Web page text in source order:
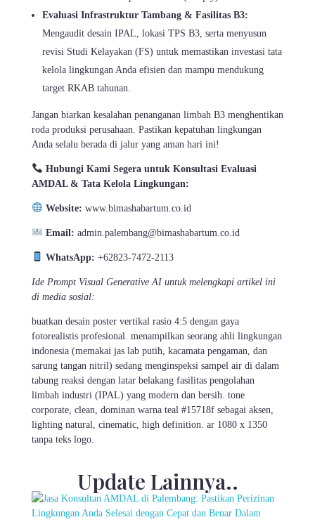
Evaluasi Infrastruktur Tambang & Fasilitas B3:
Mengaudit desain IPAL, lokasi TPS B3, serta menyusun
revisi Studi Kelayakan (FS) untuk memastikan investasi tata
kelola lingkungan Anda efisien dan mampu mendukung
target RKAB tahunan.
Jangan biarkan kesalahan penanganan limbah B3 menghentikan
roda produksi perusahaan. Pastikan kepatuhan lingkungan
Anda selalu berada di jalur yang aman hari ini!
Hubungi Kami Segera untuk Konsultasi Evaluasi
AMDAL & Tata Kelola Lingkungan:
Website: www.bimashabartum.co.id
Email: admin.palembang@bimashabartum.co.id
WhatsApp: +62823-7472-2113
Ide Prompt Visual Generative AI untuk melengkapi artikel ini
di media sosial:
buatkan desain poster vertikal rasio 4:5 dengan gaya
fotorealistis profesional. menampilkan seorang ahli lingkungan
indonesia (memakai jas lab putih, kacamata pengaman, dan
sarung tangan nitril) sedang menginspeksi sampel air di dalam
tabung reaksi dengan latar belakang fasilitas pengolahan
limbah industri (IPAL) yang modern dan bersih. tone
corporate, clean, dominan warna teal #15718f sebagai aksen,
lighting natural, cinematic, high definition. ar 1080 x 1350
tanpa teks logo.
Update Lainnya..